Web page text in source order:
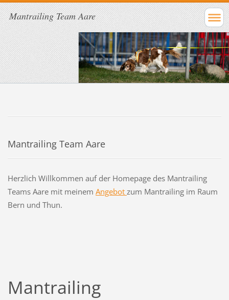
Mantrailing Team Aare
Mantrailing Team Aare
Herzlich Willkommen auf der Homepage des Mantrailing
Teams Aare mit meinem Angebot zum Mantrailing im Raum
Bern und Thun.
Mantrailing